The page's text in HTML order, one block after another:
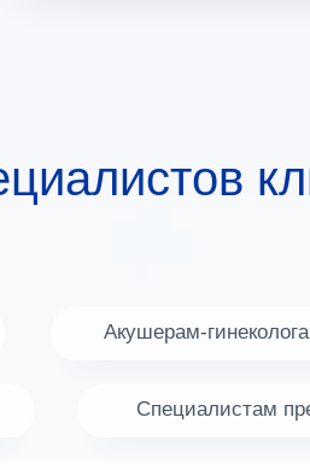
Акушерам-
Специалистам